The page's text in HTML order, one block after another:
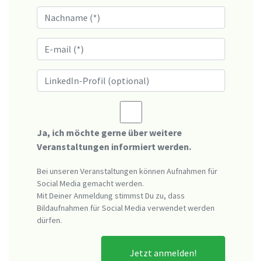
Ja, ich möchte gerne über weitere
Veranstaltungen informiert werden.
Bei unseren Veranstaltungen können Aufnahmen für
Social Media gemacht werden.
Mit Deiner Anmeldung stimmst Du zu, dass
Bildaufnahmen für Social Media verwendet werden
dürfen.
Jetzt anmelden!